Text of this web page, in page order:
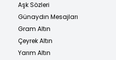
Aşk Sözleri
Günaydın Mesajları
Gram Altın
Çeyrek Altın
Yarım Altın